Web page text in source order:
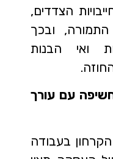
הצדדים,
ובכך
ואי הבנות
עם עורך
בעבודה